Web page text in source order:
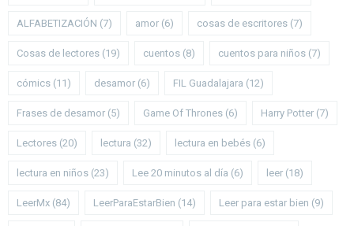
ALFABETIZACIÓN (7) amor (6) cosas de escritores (7)
Cosas de lectores (19) cuentos (8) cuentos para niños (7)
cómics (11) desamor (6) FIL Guadalajara (12)
Frases de desamor (5) Game Of Thrones (6) Harry Potter (7)
Lectores (20) lectura (32) lectura en bebés (6)
lectura en niños (23) Lee 20 minutos al día (6) leer (18)
LeerMx (84) LeerParaEstarBien (14) Leer para estar bien (9)